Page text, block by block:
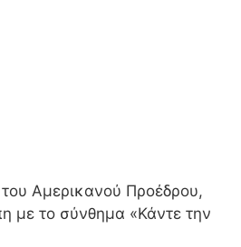
Αμερικανού Προέδρου,
με το σύνθημα «Κάντε την